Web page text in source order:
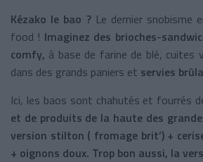
Kézako le bao ? Le dernier snobisme
food ! Imaginez des brioches-
comfy, à base de farine de blé, cuites
dans des grands paniers et servies
Ici, les baos sont chahutés et fourrés
et de produits de la haute des
version stilton ( fromage brit’) +
+ oignons doux. Trop bon aussi, la